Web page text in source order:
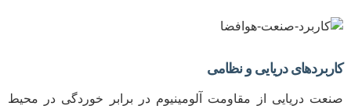
کاربردهای دریایی و نظامی
صنعت دریایی از مقاومت آلومینیوم در برابر خوردگی در محیط